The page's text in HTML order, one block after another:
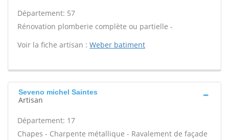
Département: 57
Rénovation plomberie complète ou partielle -
Voir la fiche artisan : Weber batiment
Seveno michel Saintes
Artisan
Département: 17
Chapes - Charpente métallique - Ravalement de façade